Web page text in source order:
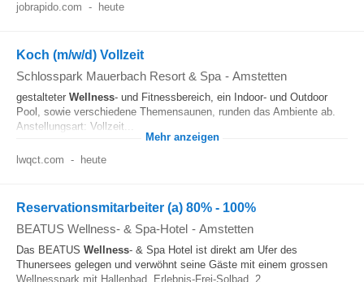
jobrapido.com - heute
Koch (m/w/d) Vollzeit
Schlosspark Mauerbach Resort & Spa - Amstetten
gestalteter Wellness- und Fitnessbereich, ein Indoor- und Outdoor
Pool, sowie verschiedene Themensaunen, runden das Ambiente ab.
Anstellungsart: Vollzeit...
Mehr anzeigen
lwqct.com - heute
Reservationsmitarbeiter (a) 80% - 100%
BEATUS Wellness- & Spa-Hotel - Amstetten
Das BEATUS Wellness- & Spa Hotel ist direkt am Ufer des
Thunersees gelegen und verwöhnt seine Gäste mit einem grossen
Wellnesspark mit Hallenbad, Erlebnis-Frei-Solbad, 2